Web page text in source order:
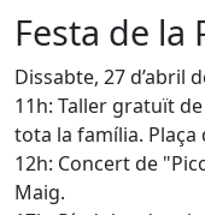
Festa de la
Dissabte, 27 d’abril
11h: Taller gratuït
tota la família. Plaça
12h: Concert de
Maig.